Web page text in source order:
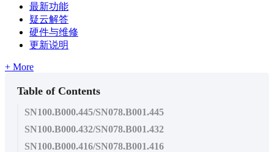
最新功能
疑云解答
硬件与维修
更新说明
+ More
Table of Contents
SN100.B000.445/SN078.B001.445
SN100.B000.432/SN078.B001.432
SN100.B000.416/SN078.B001.416